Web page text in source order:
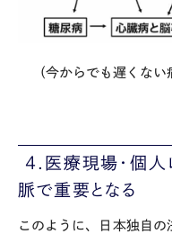
（今からでも遅くな
4.医療現場・個人
脈で重要となる
このように、日本独自